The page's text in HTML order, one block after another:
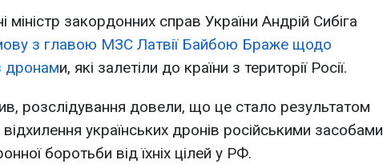
міністр закордонних справ України Андрій Сибіга
з главою МЗС Латвії Байбою Браже щодо
дронами, які залетіли до країни з території Росії.
розслідування довели, що це стало результатом
українських дронів російськими засобами
боротьби від їхніх цілей у РФ.